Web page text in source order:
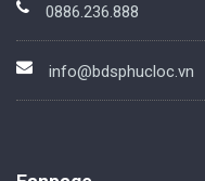
0886.236.888
info@bdsphucloc.vn